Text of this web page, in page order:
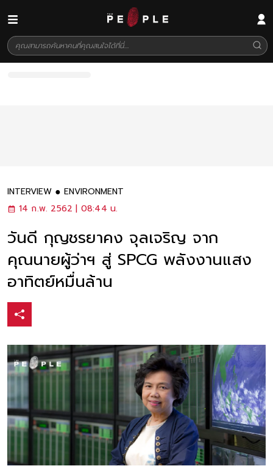
INTERVIEW
ENVIRONMENT
14 ก.พ. 2562 | 08:44 น.
วันดี กุญชรยาคง จุลเจริญ จาก
คุณนายผู้ว่าฯ สู่ SPCG พลังงานแสง
อาทิตย์หมื่นล้าน